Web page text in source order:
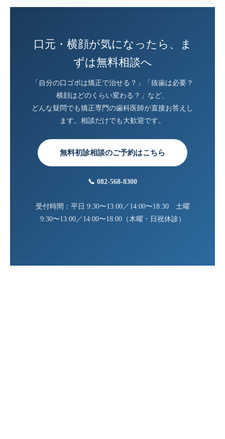
口元・横顔が気になったら、ま
ずは無料相談へ
「自分の口ゴボは矯正で治せる？」「抜歯は必要？
横顔はどのくらい変わる？」など、
どんな疑問でも矯正専門の歯科医師が直接お答えし
ます。相談だけでも大歓迎です。
無料初診相談のご予約はこちら
📞 082-568-8300
受付時間：平日 9:30〜13:00／14:00〜18:30 土曜
9:30〜13:00／14:00〜18:00（木曜・日祝休診）